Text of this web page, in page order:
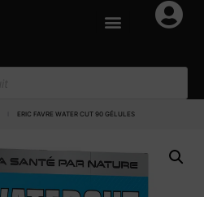
ERIC FAVRE WATER CUT 90 GÉLULES